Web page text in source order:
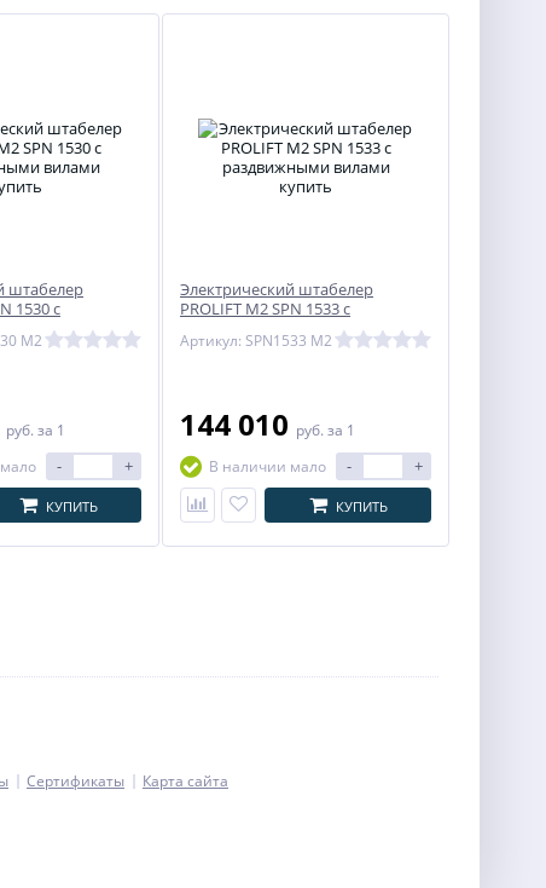
штабелер
1530 с
M2
руб. за 1
- +
КУПИТЬ
Электрический штабелер
PROLIFT M2 SPN 1533 с
раздвижными вилами
Артикул: SPN1533 M2
144 010 руб. за 1
В наличии мало
- +
КУПИТЬ
Сертификаты Карта сайта